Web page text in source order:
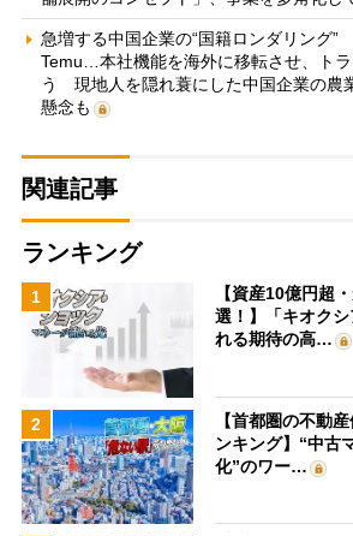
急増する中国企業の“国籍ロンダリング”
Temu…本社機能を海外に移転させ、ト
う 現地人を隠れ蓑にした中国企業の農
懸念も
関連記事
ランキング
1
【資産10億円超
選！】「キオク
れる期待の高…
2
【首都圏の不動
ンキング】“中古
化”のワー…